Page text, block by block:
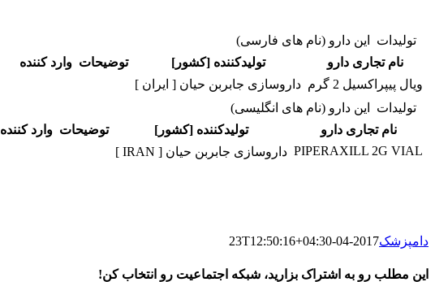
تولیدات این دارو (نام های فارسی)
نام تجاری دارو
تولیدکننده [کشور] توضیحات وارد کننده
ویال پیپراکسیل 2 گرم
داروسازی جابربن حیان [ ایران ]
تولیدات این دارو (نام های انگلیسی)
نام تجاری دارو
تولیدکننده [کشور] توضیحات وارد کننده
PIPERAXILL 2G VIAL داروسازی جابربن حیان [ IRAN ]
دامپزشک2017-04-23T12:50:16+04:30
این مطلب رو به اشتراک بزارید، شبکه اجتماعیت رو انتخاب کن!